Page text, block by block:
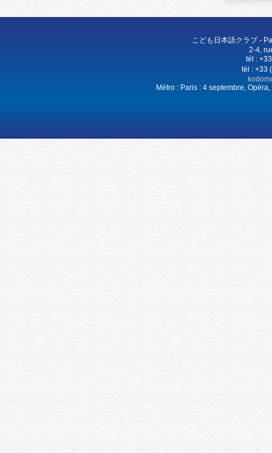
こども日本語クラブ -
2-4,
tél :
tél : +33
Métro : Paris : 4 septembre,